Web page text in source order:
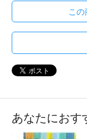
この
あなたにおす